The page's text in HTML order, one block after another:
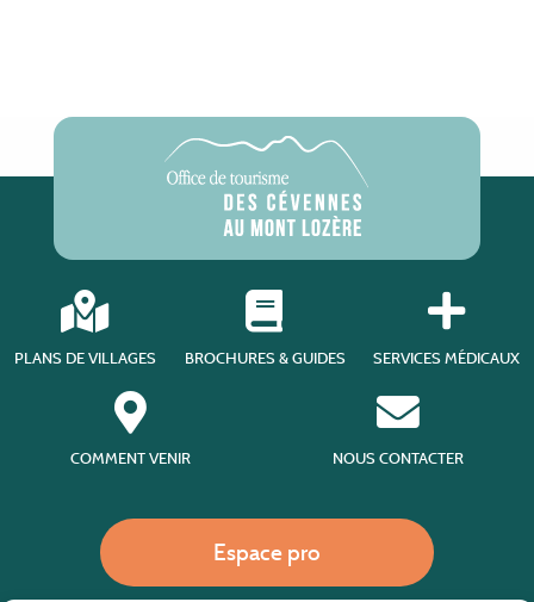
PLANS DE VILLAGES BROCHURES & GUIDES SERVICES MÉDICAUX
COMMENT VENIR NOUS CONTACTER
Espace pro